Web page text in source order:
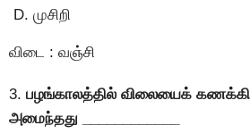
முசிறி
விடை : வஞ்சி
3. பழங்காலத்தில் விலையைக்
அமைந்தது ____________